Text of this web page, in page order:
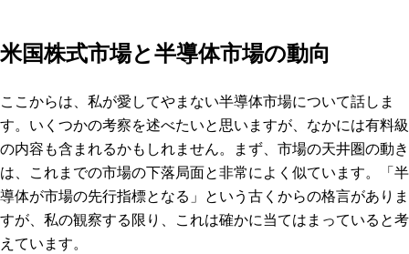
米国株式市場と半導体市場の動向
ここからは、私が愛してやまない半導体市場について話しま
す。いくつかの考察を述べたいと思いますが、なかには有料級
の内容も含まれるかもしれません。まず、市場の天井圏の動き
は、これまでの市場の下落局面と非常によく似ています。「半
導体が市場の先行指標となる」という古くからの格言がありま
すが、私の観察する限り、これは確かに当てはまっていると考
えています。